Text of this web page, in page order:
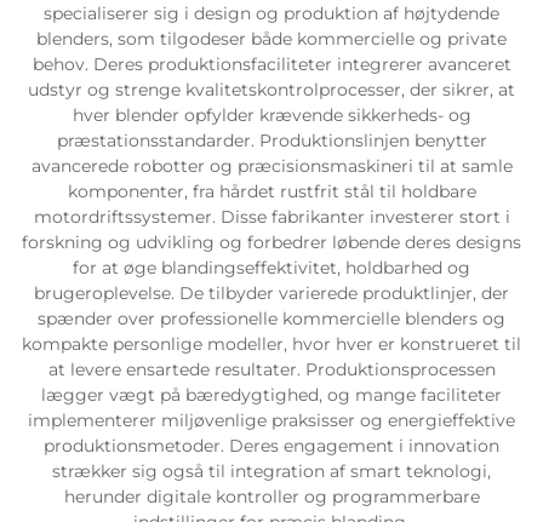
specialiserer sig i design og produktion af højtydende
blenders, som tilgodeser både kommercielle og private
behov. Deres produktionsfaciliteter integrerer avanceret
udstyr og strenge kvalitetskontrolprocesser, der sikrer, at
hver blender opfylder krævende sikkerheds- og
præstationsstandarder. Produktionslinjen benytter
avancerede robotter og præcisionsmaskineri til at samle
komponenter, fra hårdet rustfrit stål til holdbare
motordriftssystemer. Disse fabrikanter investerer stort i
forskning og udvikling og forbedrer løbende deres designs
for at øge blandingseffektivitet, holdbarhed og
brugeroplevelse. De tilbyder varierede produktlinjer, der
spænder over professionelle kommercielle blenders og
kompakte personlige modeller, hvor hver er konstrueret til
at levere ensartede resultater. Produktionsprocessen
lægger vægt på bæredygtighed, og mange faciliteter
implementerer miljøvenlige praksisser og energieffektive
produktionsmetoder. Deres engagement i innovation
strækker sig også til integration af smart teknologi,
herunder digitale kontroller og programmerbare